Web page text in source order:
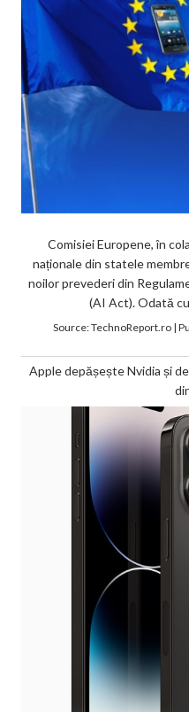
Comisiei Europene, în
naționale din statele
noilor prevederi din
(AI Act). Odată
Source:TechnoReport.ro|
Apple depășește Nvidia și